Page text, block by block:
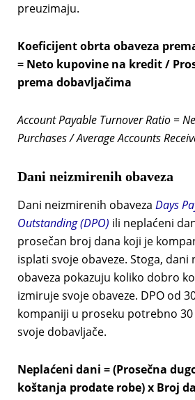
preuzimaju.
Koeficijent obrta obaveza
= Neto kupovine na kredit /
prema dobavljačima
Account Payable Turnover Ratio =
Purchases / Average Accounts
Dani neizmirenih obaveza
Dani neizmirenih obaveza Days
Outstanding (DPO) ili neplaćeni
prosečan broj dana koji je
isplati svoje obaveze. Stoga, dani
obaveza pokazuju koliko dobro
izmiruje svoje obaveze. DPO od
kompaniji u proseku potrebno
svoje dobavljače.
Neplaćeni dani = (Prosečna
koštanja prodate robe) x Broj